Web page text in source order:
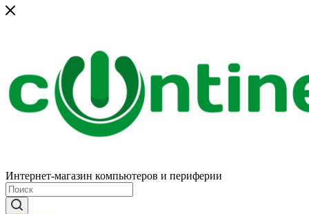
Интернет-магазин компьютеров и периферии